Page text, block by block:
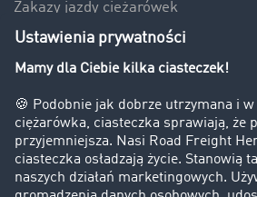
Zakazy jazdy ciężarówek
Bezpieczeństwo
Firma
Historie sukcesu
Klienci pozyskują nowych klientów